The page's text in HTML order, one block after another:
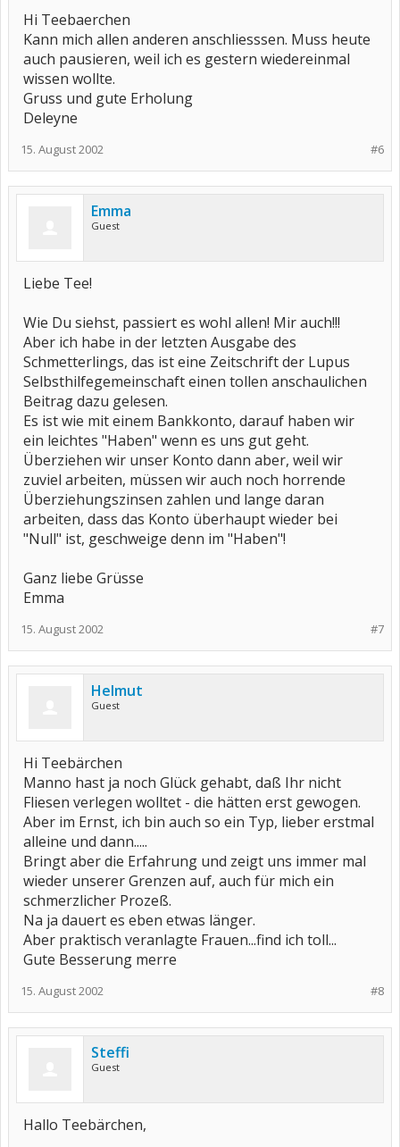
Hi Teebaerchen
Kann mich allen anderen anschliesssen. Muss heute
auch pausieren, weil ich es gestern wiedereinmal
wissen wollte.
Gruss und gute Erholung
Deleyne
#6
15. August 2002
Emma
Guest
Liebe Tee!
Wie Du siehst, passiert es wohl allen! Mir auch!!!
Aber ich habe in der letzten Ausgabe des
Schmetterlings, das ist eine Zeitschrift der Lupus
Selbsthilfegemeinschaft einen tollen anschaulichen
Beitrag dazu gelesen.
Es ist wie mit einem Bankkonto, darauf haben wir
ein leichtes "Haben" wenn es uns gut geht.
Überziehen wir unser Konto dann aber, weil wir
zuviel arbeiten, müssen wir auch noch horrende
Überziehungszinsen zahlen und lange daran
arbeiten, dass das Konto überhaupt wieder bei
"Null" ist, geschweige denn im "Haben"!
Ganz liebe Grüsse
Emma
#7
15. August 2002
Helmut
Guest
Hi Teebärchen
Manno hast ja noch Glück gehabt, daß Ihr nicht
Fliesen verlegen wolltet - die hätten erst gewogen.
Aber im Ernst, ich bin auch so ein Typ, lieber erstmal
alleine und dann.....
Bringt aber die Erfahrung und zeigt uns immer mal
wieder unserer Grenzen auf, auch für mich ein
schmerzlicher Prozeß.
Na ja dauert es eben etwas länger.
Aber praktisch veranlagte Frauen...find ich toll...
Gute Besserung merre
#8
15. August 2002
Steffi
Guest
Hallo Teebärchen,